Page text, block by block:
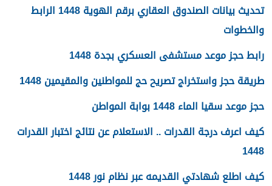
تحديث بيانات الصندوق العقاري برقم الهوية 1448 الرابط
والخطوات
رابط حجز موعد مستشفى العسكري بجدة 1448
طريقة حجز واستخراج تصريح حج للمواطنين والمقيمين 1448
حجز موعد سقيا الماء 1448 بوابة المواطن
كيف اعرف درجة القدرات .. الاستعلام عن نتائج اختبار القدرات
1448
كيف اطلع شهادتي القديمه عبر نظام نور 1448